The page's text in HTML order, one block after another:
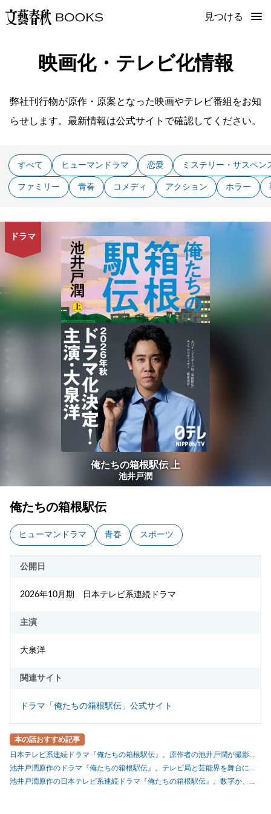
見つける
映画化・テレビ化情報
弊社刊行物が原作・原案となった映画やテレビ番組をお知
らせします。最新情報は公式サイトで確認してください。
すべて ヒューマンドラマ 恋愛 ミステリー・サスペン
ファミリー 青春 コメディ アクション ホラー
ドラマ
俺たちの箱根駅伝 上
池井戸潤
俺たちの箱根駅伝
ヒューマンドラマ 青春 スポーツ
公開日
2026年10月期 日本テレビ系連続ドラマ
主演
大泉洋
関連サイト
ドラマ「俺たちの箱根駅伝」公式サイト
本の話おすすめ記事
日本テレビ系連続ドラマ『俺たちの箱根駅伝』。原作者の池井戸潤が撮影現場を訪問…主演の大泉洋の前で思わず本音が!?
池井戸潤原作のドラマ『俺たちの箱根駅伝』。テレビ局と芸能界を舞台に加速する「箱根駅伝中継」への思惑に絡み、石丸幹二、小日向文世、生瀬勝久が登場！
池井戸潤原作の日本テレビ系連続ドラマ『俺たちの箱根駅伝』。数字か、信念か…大泉洋演じる主人公の前に立ちはだかるテレビ局幹部役に高橋克典、市川猿弥が決定！